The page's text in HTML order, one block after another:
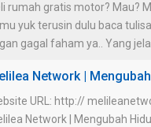
rumah gratis motor? Mau?
yuk terusin dulu baca
gagal faham ya.. Yang jelas
Network |
URL: http://
Network | Mengubah